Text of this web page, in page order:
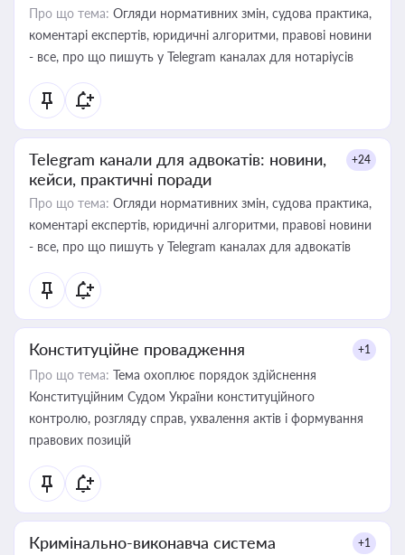
Про що тема: Огляди нормативних змін, судова практика,
коментарі експертів, юридичні алгоритми, правові новини
- все, про що пишуть у Telegram каналах для нотаріусів
Telegram канали для адвокатів: новини,
кейси, практичні поради
+24
Про що тема: Огляди нормативних змін, судова практика,
коментарі експертів, юридичні алгоритми, правові новини
- все, про що пишуть у Telegram каналах для адвокатів
Конституційне провадження +1
Про що тема: Тема охоплює порядок здійснення
Конституційним Судом України конституційного
контролю, розгляду справ, ухвалення актів і формування
правових позицій
Кримінально-виконавча система +1